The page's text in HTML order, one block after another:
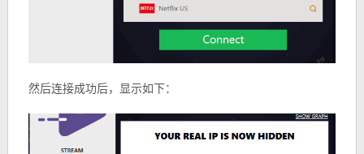
然后连接成功后，显示如下：